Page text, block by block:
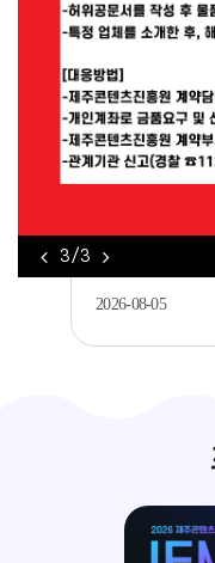
3 / 3
공지
한 게임 개발
2026-08-06
[제주평생교육
함께하는 메
2026-08-05